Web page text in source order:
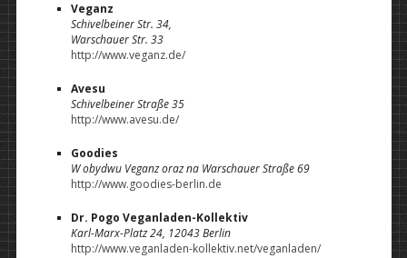
Veganz
Schivelbeiner Str. 34,
Warschauer Str. 33
http://www.veganz.de/
Avesu
Schivelbeiner Straße 35
http://www.avesu.de/
Goodies
W obydwu Veganz oraz na Warschauer Straße 69
http://www.goodies-berlin.de
Dr. Pogo Veganladen-Kollektiv
Karl-Marx-Platz 24, 12043 Berlin
http://www.veganladen-kollektiv.net/veganladen/